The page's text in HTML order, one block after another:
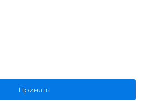
Принять